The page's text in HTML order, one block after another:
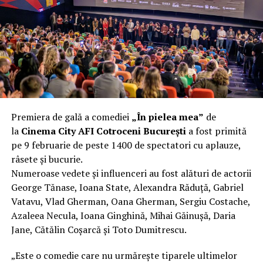
încât nu a mai putut fi pliat. Proprietarul l-a aruncat la
fier vechi a doua zi. Asta ca să fie clar de la început: nu
vorbim despre preferințe estetice, ci despre
funcționalitate reală.
Aluminiul, pe scurt: ușor,
rezistent la coroziune, dar cu
nuanțe
Aluminiul e materialul care apare primul în conversație
când cineva caută un pavilion ușor. Și pe bună dreptate.
Densitatea aluminiului e de aproximativ 2,7 g/cm³, față
de circa 7,8 g/cm³ pentru oțel. Practic, la un volum
identic, aluminiul cântărește cam o treime din greutatea
oțelului. Pentru oricine transportă, montează și
demontează frecvent o structură, diferența asta se
simte enorm.
Premiera de gală a comediei „În pielea mea” de
la Cinema City AFI Cotroceni Bucureștia fost primită
pe 9 februarie de peste 1400 de spectatori cu aplauze,
râsete și bucurie.
Numeroase vedete și influenceri au fost alături de actorii
George Tănase, Ioana State, Alexandra Răduță, Gabriel
Vatavu, Vlad Gherman, Oana Gherman, Sergiu Costache,
Azaleea Necula, Ioana Ginghină, Mihai Găinușă, Daria
Jane, Cătălin Coșarcă și Toto Dumitrescu.
„Este o comedie care nu urmărește tiparele ultimelor